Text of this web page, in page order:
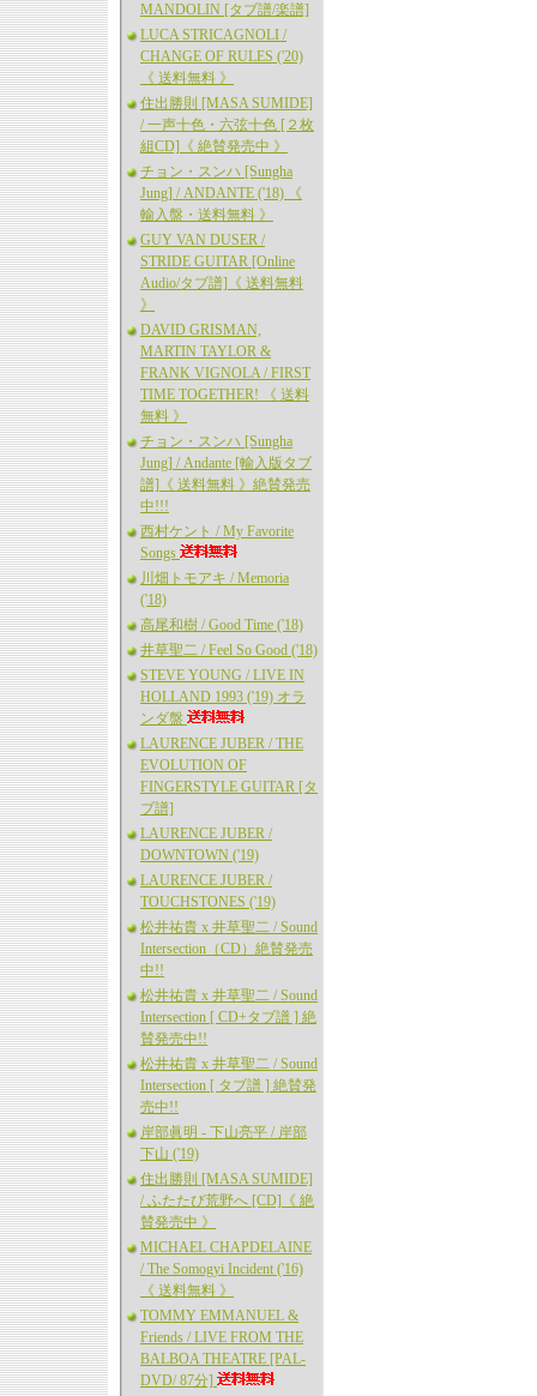
MANDOLIN [タブ譜/楽譜]
LUCA STRICAGNOLI /
CHANGE OF RULES ('20)
《 送料無料 》
住出勝則 [MASA SUMIDE]
/ 一声十色・六弦十色 [２枚
組CD]《 絶賛発売中 》
チョン・スンハ [Sungha
Jung] / ANDANTE ('18) 《
輸入盤・送料無料 》
GUY VAN DUSER /
STRIDE GUITAR [Online
Audio/タブ譜]《 送料無料
》
DAVID GRISMAN,
MARTIN TAYLOR &
FRANK VIGNOLA / FIRST
TIME TOGETHER! 《 送料
無料 》
チョン・スンハ [Sungha
Jung] / Andante [輸入版タブ
譜]《 送料無料 》絶賛発売
中!!!
西村ケント / My Favorite
Songs
川畑トモアキ / Memoria
('18)
高尾和樹 / Good Time ('18)
井草聖二 / Feel So Good ('18)
STEVE YOUNG / LIVE IN
HOLLAND 1993 ('19) オラ
ンダ盤
LAURENCE JUBER / THE
EVOLUTION OF
FINGERSTYLE GUITAR [タ
ブ譜]
LAURENCE JUBER /
DOWNTOWN ('19)
LAURENCE JUBER /
TOUCHSTONES ('19)
松井祐貴 x 井草聖二 / Sound
Intersection（CD）絶賛発売
中!!
松井祐貴 x 井草聖二 / Sound
Intersection [ CD+タブ譜 ] 絶
賛発売中!!
松井祐貴 x 井草聖二 / Sound
Intersection [ タブ譜 ] 絶賛発
売中!!
岸部眞明 - 下山亮平 / 岸部
下山 ('19)
住出勝則 [MASA SUMIDE]
/ ふたたび荒野へ [CD]《 絶
賛発売中 》
MICHAEL CHAPDELAINE
/ The Somogyi Incident ('16)
《 送料無料 》
TOMMY EMMANUEL &
Friends / LIVE FROM THE
BALBOA THEATRE [PAL-
DVD/ 87分]